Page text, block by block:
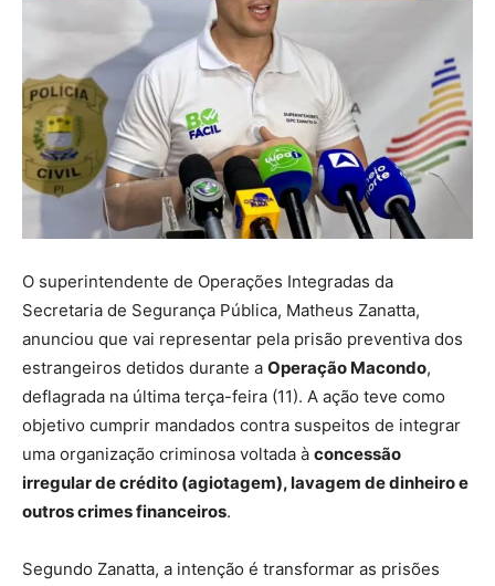
O superintendente de Operações Integradas da
Secretaria de Segurança Pública, Matheus Zanatta,
anunciou que vai representar pela prisão preventiva dos
estrangeiros detidos durante a Operação Macondo,
deflagrada na última terça-feira (11). A ação teve como
objetivo cumprir mandados contra suspeitos de integrar
uma organização criminosa voltada à concessão
irregular de crédito (agiotagem), lavagem de dinheiro e
outros crimes financeiros.
Segundo Zanatta, a intenção é transformar as prisões